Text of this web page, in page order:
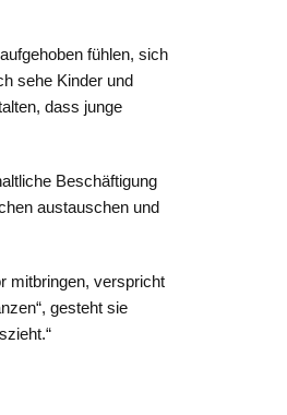
fühlen, sich
sehe Kinder und
dass junge
Beschäftigung
austauschen und
mitbringen, verspricht
gesteht sie